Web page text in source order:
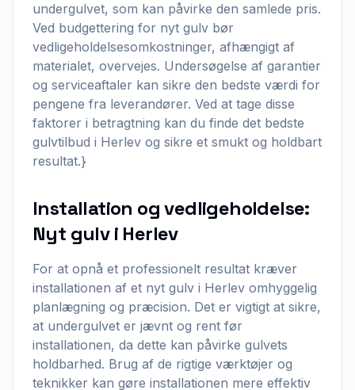
undergulvet, som kan påvirke den samlede pris.
Ved budgettering for nyt gulv bør
vedligeholdelsesomkostninger, afhængigt af
materialet, overvejes. Undersøgelse af garantier
og serviceaftaler kan sikre den bedste værdi for
pengene fra leverandører. Ved at tage disse
faktorer i betragtning kan du finde det bedste
gulvtilbud i Herlev og sikre et smukt og holdbart
resultat.}
Installation og vedligeholdelse:
Nyt gulv i Herlev
For at opnå et professionelt resultat kræver
installationen af et nyt gulv i Herlev omhyggelig
planlægning og præcision. Det er vigtigt at sikre,
at undergulvet er jævnt og rent før
installationen, da dette kan påvirke gulvets
holdbarhed. Brug af de rigtige værktøjer og
teknikker kan gøre installationen mere effektiv